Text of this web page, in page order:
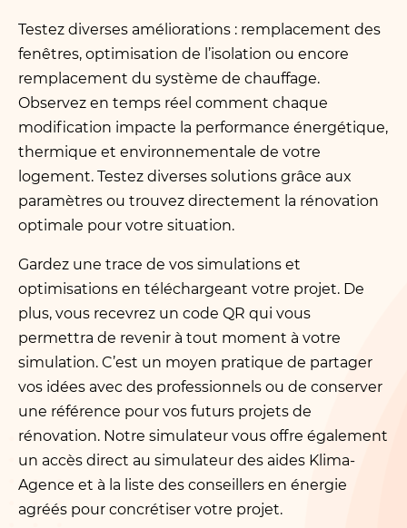
Testez diverses améliorations : remplacement des
fenêtres, optimisation de l’isolation ou encore
remplacement du système de chauffage.
Observez en temps réel comment chaque
modification impacte la performance énergétique,
thermique et environnementale de votre
logement. Testez diverses solutions grâce aux
paramètres ou trouvez directement la rénovation
optimale pour votre situation.
Gardez une trace de vos simulations et
optimisations en téléchargeant votre projet. De
plus, vous recevrez un code QR qui vous
permettra de revenir à tout moment à votre
simulation. C’est un moyen pratique de partager
vos idées avec des professionnels ou de conserver
une référence pour vos futurs projets de
rénovation. Notre simulateur vous offre également
un accès direct au simulateur des aides Klima-
Agence et à la liste des conseillers en énergie
agréés pour concrétiser votre projet.